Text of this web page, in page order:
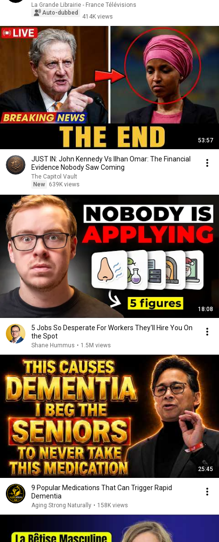
La Grande Librairie - France Télévisions
Auto-dubbed
414K views
53:57
JUST IN: John Kennedy Vs Ilhan Omar: The Financial
Evidence Nobody Saw Coming
The Capitol Vault
New
639K views
18:08
5 Jobs So Desperate For Workers They'll Hire You On
the Spot
Shane Hummus • 1.5M views
25:45
9 Popular Medications That Can Trigger Rapid
Dementia
Aging Strong Naturally • 158K views